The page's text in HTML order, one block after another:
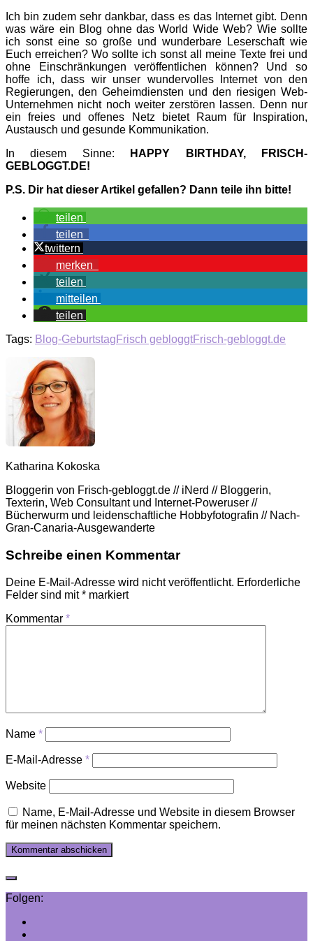
Ich bin zudem sehr dankbar, dass es das Internet gibt. Denn
was wäre ein Blog ohne das World Wide Web? Wie sollte
ich sonst eine so große und wunderbare Leserschaft wie
Euch erreichen? Wo sollte ich sonst all meine Texte frei und
ohne Einschränkungen veröffentlichen können? Und so
hoffe ich, dass wir unser wundervolles Internet von den
Regierungen, den Geheimdiensten und den riesigen Web-
Unternehmen nicht noch weiter zerstören lassen. Denn nur
ein freies und offenes Netz bietet Raum für Inspiration,
Austausch und gesunde Kommunikation.
In diesem Sinne:
HAPPY BIRTHDAY, FRISCH-
GEBLOGGT.DE!
P.S. Dir hat dieser Artikel gefallen? Dann teile ihn bitte!
teilen
teilen
twittern
merken
teilen
mitteilen
teilen
Tags: Blog-Geburtstag Frisch gebloggtFrisch-gebloggt.de
Katharina Kokoska
Bloggerin von Frisch-gebloggt.de // iNerd // Bloggerin,
Texterin, Web Consultant und Internet-Poweruser //
Bücherwurm und leidenschaftliche Hobbyfotografin // Nach-
Gran-Canaria-Ausgewanderte
Schreibe einen Kommentar
Deine E-Mail-Adresse wird nicht veröffentlicht. Erforderliche
Felder sind mit* markiert
Kommentar *
Name *
E-Mail-Adresse *
Website
Name, E-Mail-Adresse und Website in diesem Browser
für meinen nächsten Kommentar speichern.
Folgen: